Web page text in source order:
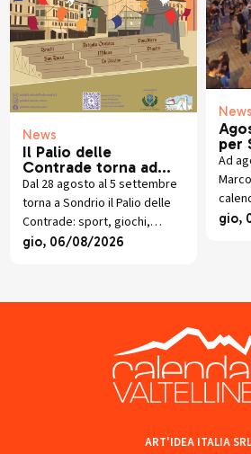
News
Il Palio delle
Contrade torna ad
animare Sondrio
Dal 28 agosto al 5 settembre
torna a Sondrio il Palio delle
Contrade: sport, giochi,
socialità e sfide in Piazza
gio, 06/08/2026
News
per
Ad
gio,
ART'IDEA ITALIA